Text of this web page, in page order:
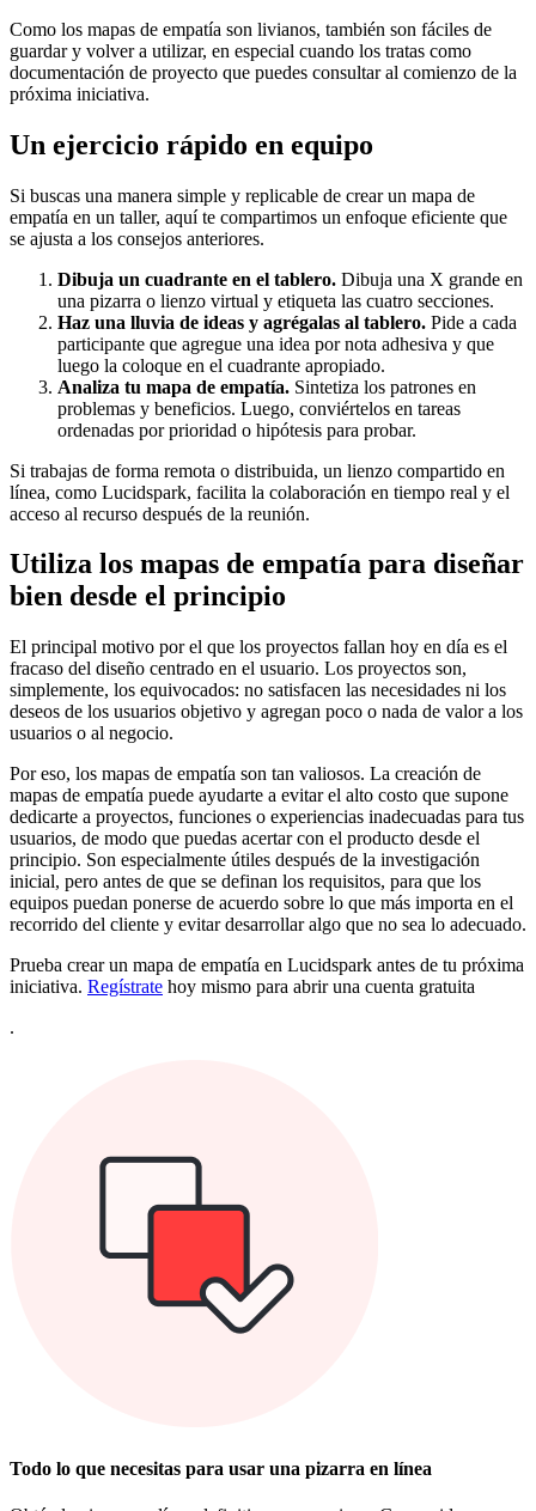
Como los mapas de empatía son livianos, también son fáciles de
guardar y volver a utilizar, en especial cuando los tratas como
documentación de proyecto que puedes consultar al comienzo de la
próxima iniciativa.
Un ejercicio rápido en equipo
Si buscas una manera simple y replicable de crear un mapa de
empatía en un taller, aquí te compartimos un enfoque eficiente que
se ajusta a los consejos anteriores.
Dibuja un cuadrante en el tablero. Dibuja una X grande en
una pizarra o lienzo virtual y etiqueta las cuatro secciones.
Haz una lluvia de ideas y agrégalas al tablero. Pide a cada
participante que agregue una idea por nota adhesiva y que
luego la coloque en el cuadrante apropiado.
Analiza tu mapa de empatía. Sintetiza los patrones en
problemas y beneficios. Luego, conviértelos en tareas
ordenadas por prioridad o hipótesis para probar.
Si trabajas de forma remota o distribuida, un lienzo compartido en
línea, como Lucidspark, facilita la colaboración en tiempo real y el
acceso al recurso después de la reunión.
Utiliza los mapas de empatía para diseñar
bien desde el principio
El principal motivo por el que los proyectos fallan hoy en día es el
fracaso del diseño centrado en el usuario. Los proyectos son,
simplemente, los equivocados: no satisfacen las necesidades ni los
deseos de los usuarios objetivo y agregan poco o nada de valor a los
usuarios o al negocio.
Por eso, los mapas de empatía son tan valiosos. La creación de
mapas de empatía puede ayudarte a evitar el alto costo que supone
dedicarte a proyectos, funciones o experiencias inadecuadas para tus
usuarios, de modo que puedas acertar con el producto desde el
principio. Son especialmente útiles después de la investigación
inicial, pero antes de que se definan los requisitos, para que los
equipos puedan ponerse de acuerdo sobre lo que más importa en el
recorrido del cliente y evitar desarrollar algo que no sea lo adecuado.
Prueba crear un mapa de empatía en Lucidspark antes de tu próxima
iniciativa. Regístrate hoy mismo para abrir una cuenta gratuita
.
Todo lo que necesitas para usar una pizarra en línea